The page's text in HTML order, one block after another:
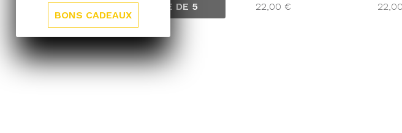
BONS CADEAUX
EQUIPE DE 5 22,00 €